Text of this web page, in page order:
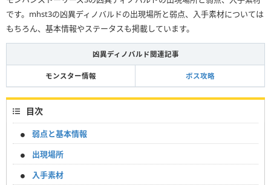
です。mhst3の凶異ディノバルドの出現場所と弱点、入手素材については
もちろん、基本情報やステータスも掲載しています。
凶異ディノバルド関連記事
モンスター情報 ボス攻略
目次
弱点と基本情報
出現場所
入手素材